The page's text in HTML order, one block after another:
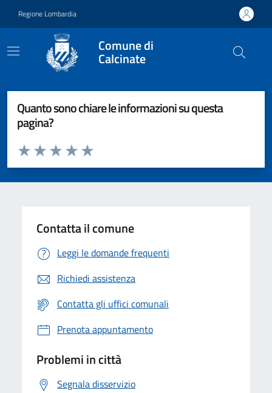
Regione Lombardia
Comune di
Calcinate
Quanto sono chiare le informazioni su questa
pagina?
Valuta da 1 a 5 stelle la pagina
Valuta 5 stelle su 5
Valuta 4 stelle su 5
Valuta 3 stelle su 5
Valuta 2 stelle su 5
Valuta 1 stelle su 5
Contatta il comune
Leggi le domande frequenti
Richiedi assistenza
Contatta gli uffici comunali
Prenota appuntamento
Problemi in città
Segnala disservizio